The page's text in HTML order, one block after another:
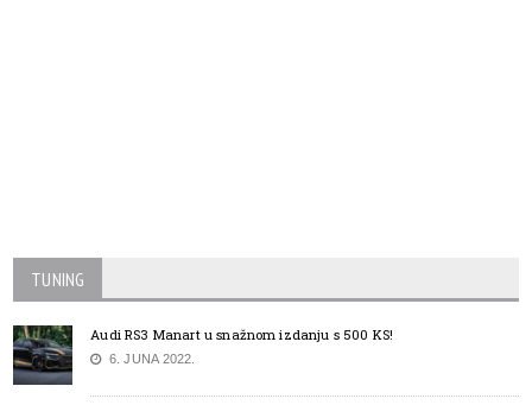
TUNING
Audi RS3 Manart u snažnom izdanju s 500 KS!
6. JUNA 2022.